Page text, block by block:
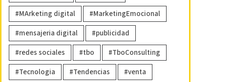
MArketing digital
MarketingEmocional
mensajeria digital
publicidad
redes sociales
tbo
TboConsulting
Tecnologia
Tendencias venta